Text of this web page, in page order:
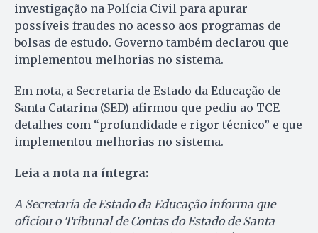
investigação na Polícia Civil para apurar
possíveis fraudes no acesso aos programas de
bolsas de estudo. Governo também declarou que
implementou melhorias no sistema.
Em nota, a Secretaria de Estado da Educação de
Santa Catarina (SED) afirmou que pediu ao TCE
detalhes com “profundidade e rigor técnico” e que
implementou melhorias no sistema.
Leia a nota na íntegra:
A Secretaria de Estado da Educação informa que
oficiou o Tribunal de Contas do Estado de Santa